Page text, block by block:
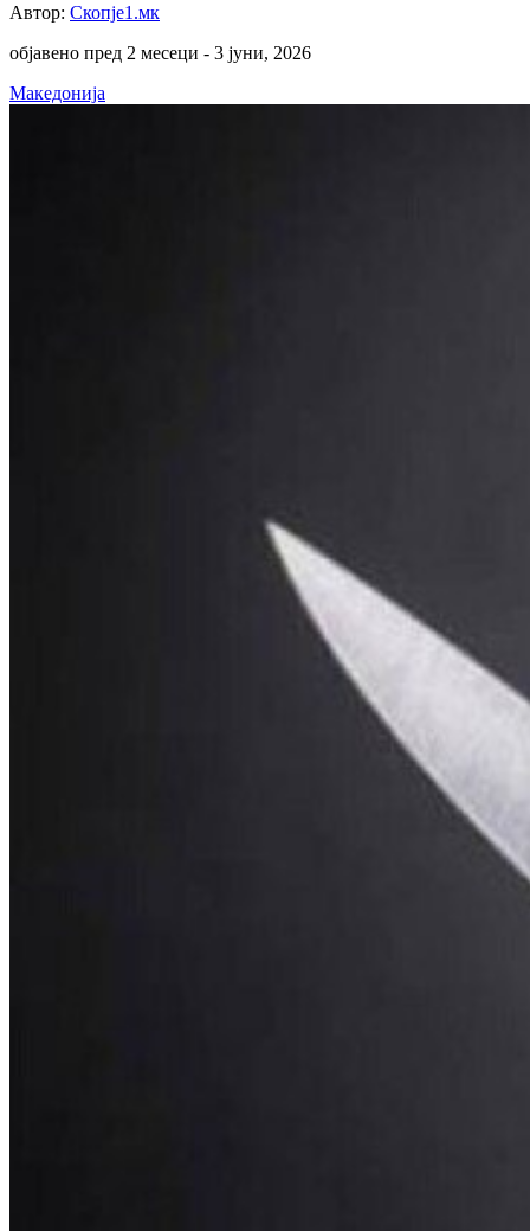
Автор: Скопје1.мк
објавено пред 2 месеци - 3 јуни, 2026
Македонија